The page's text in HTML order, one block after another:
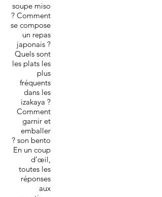
soupe miso
? Comment
se compose
un repas
japonais ?
Quels sont
les plats les
plus
fréquents
dans les
izakaya ?
Comment
garnir et
emballer
son bento ?
En un coup
d’œil,
toutes les
réponses
aux